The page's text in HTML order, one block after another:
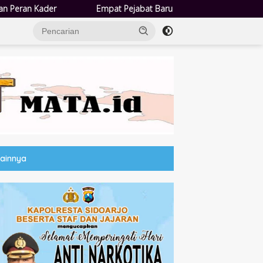
Empat Pejabat Baru Pemdes Semampir Dilantik, Siap Tingkatkan